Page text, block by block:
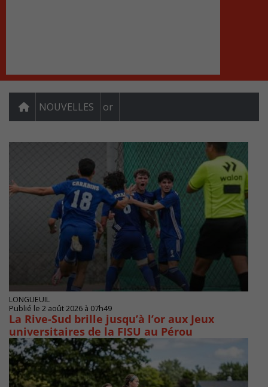
NOUVELLES or
LONGUEUIL
Publié le 2 août 2026 à 07h49
La Rive-Sud brille jusqu’à l’or aux Jeux
universitaires de la FISU au Pérou